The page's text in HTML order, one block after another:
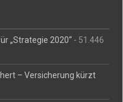
„Strategie 2020“ - 51.446
– Versicherung kürzt